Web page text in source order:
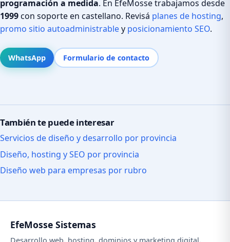
programación a medida. En EfeMosse trabajamos desde
1999con soporte en castellano. Revisá planes de hosting,
promo sitio autoadministrabley posicionamiento SEO.
WhatsApp Formulario de contacto
También te puede interesar
Servicios de diseño y desarrollo por provincia
Diseño, hosting y SEO por provincia
Diseño web para empresas por rubro
EfeMosse Sistemas